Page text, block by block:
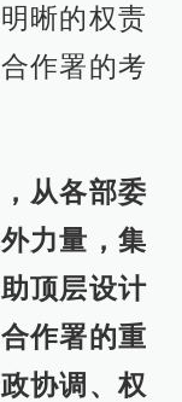
晰的权责
作署的考
从各部委
力量，集
顶层设计
作署的重
协调、权